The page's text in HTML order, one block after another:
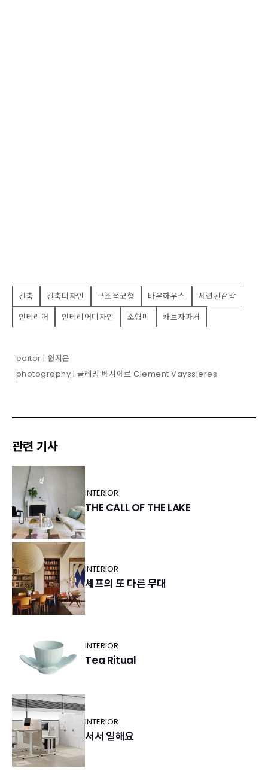
건축 건축디자인 구조적균형 바우하우스
세련된감각
인테리어
인테리어디자인 조형미 카트자파거
editor | 원지은
photography | 클레망 베시에르 Clement Vayssieres
관련 기사
INTERIOR
THE CALL OF THE LAKE
INTERIOR
셰프의 또 다른 무대
INTERIOR
Tea Ritual
INTERIOR
서서 일해요